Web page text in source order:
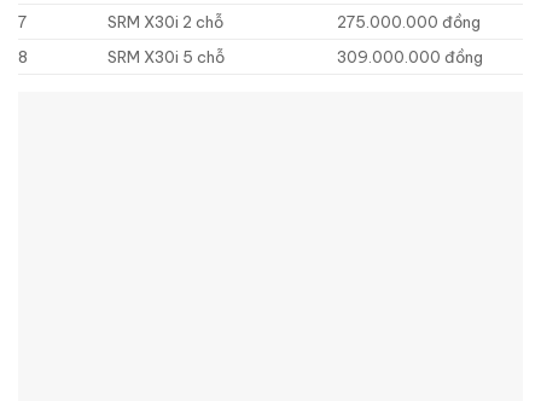
7
SRM X30i 2 chỗ
275.000.000 đồng
8
SRM X30i 5 chỗ 309.000.000 đồng